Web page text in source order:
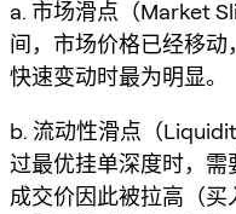
a. 市场滑点（Market
间，市场价格已经移
快速变动时最为明显。
b. 流动性滑点（
过最优挂单深度时，需
成交价因此被拉高（买